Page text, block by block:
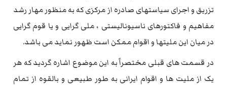
تزریق و اجرای سیاستهای صادره از مرکزی که به منظور مهار رشد
مفاهیم و فاکتورهای ناسیونالیستی ، ملی گرایی و یا قوم گرایی
در میان این ملیتها و اقوام ممکن است ظهور نماید می باشد.
در قسمت های قبلی مختصراً به این موضوع اشاره گردید که هر
یک از ملیت ها و اقوام ایرانی به طور طبیعی و بالقوه از تمام